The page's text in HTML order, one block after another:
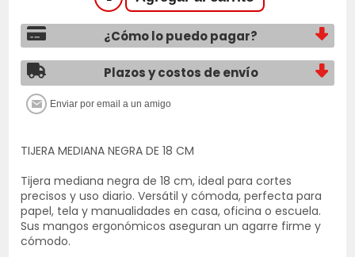
¿Cómo lo puedo pagar?
Plazos y costos de envío
TIJERA MEDIANA NEGRA DE 18 CM
Tijera mediana negra de 18 cm, ideal para cortes
precisos y uso diario. Versátil y cómoda, perfecta para
papel, tela y manualidades en casa, oficina o escuela.
Sus mangos ergonómicos aseguran un agarre firme y
cómodo.